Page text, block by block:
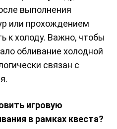
выполнения
или прохождением
к холоду. Важно, чтобы
обливание холодной
связан с
игровую
в рамках квеста?